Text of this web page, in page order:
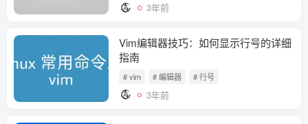
3年前
Vim编辑器技巧：如何显示行号的详细
指南
# vim # 编辑器 # 行号
3年前